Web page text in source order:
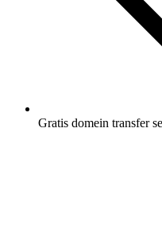
Gratis domein transfer